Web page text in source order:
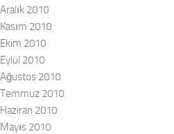
Aralık 2010
Kasım 2010
Ekim 2010
Eylül 2010
Ağustos 2010
Temmuz 2010
Haziran 2010
Mayıs 2010